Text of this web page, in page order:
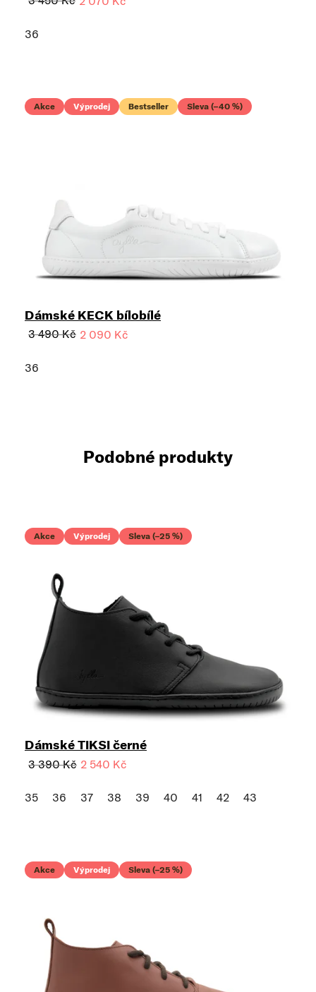
36
Akce Výprodej Bestseller Sleva (–40 %)
Dámské KECK bílobílé
3 490 Kč 2 090 Kč
36
Podobné produkty
Akce Výprodej Sleva (–25 %)
Dámské TIKSI černé
3 390 Kč 2 540 Kč
35 36 37 38 39 40 41 42 43
Akce Výprodej Sleva (–25 %)